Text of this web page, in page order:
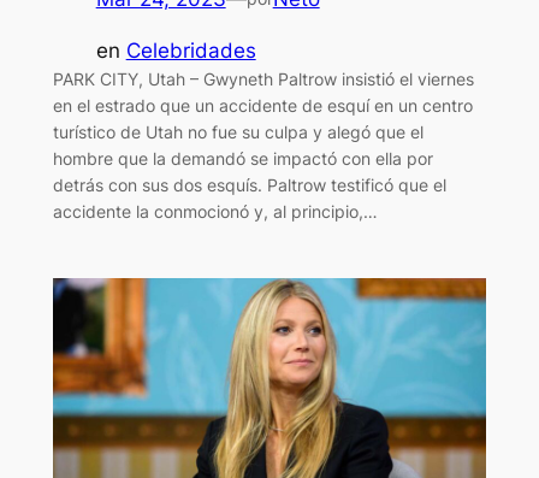
en Celebridades
PARK CITY, Utah – Gwyneth Paltrow insistió el viernes
en el estrado que un accidente de esquí en un centro
turístico de Utah no fue su culpa y alegó que el
hombre que la demandó se impactó con ella por
detrás con sus dos esquís. Paltrow testificó que el
accidente la conmocionó y, al principio,…